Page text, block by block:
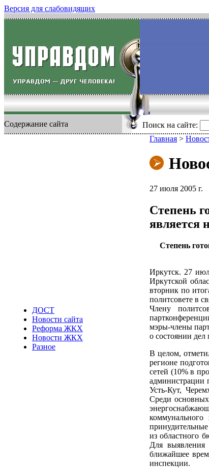
Версия для слабовидящих
Содержание сайта Поиск на сайте:
ДОСТ
Новости сайта
Реформа ЖКХ
Новости ЖКХ
Разное
Главная >
27 июля 2005 г.
Степень
является
Степень
Иркутск. 27
Иркутской
вторник по
политсовете в
Члену
мэры-члены
о состоянии дел
В целом,
регионе
сетей (10% в
администрации
Усть-Кут,
Среди
коммунального
из областного
Для выявления
ближайшее
инспекции.